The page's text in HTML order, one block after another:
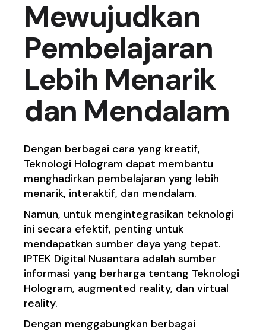
Mewujudkan
Pembelajaran
Lebih Menarik
dan Mendalam
Dengan berbagai cara yang kreatif,
Teknologi Hologram dapat membantu
menghadirkan pembelajaran yang lebih
menarik, interaktif, dan mendalam.
Namun, untuk mengintegrasikan teknologi
ini secara efektif, penting untuk
mendapatkan sumber daya yang tepat.
IPTEK Digital Nusantara adalah sumber
informasi yang berharga tentang Teknologi
Hologram, augmented reality, dan virtual
reality.
Dengan menggabungkan berbagai